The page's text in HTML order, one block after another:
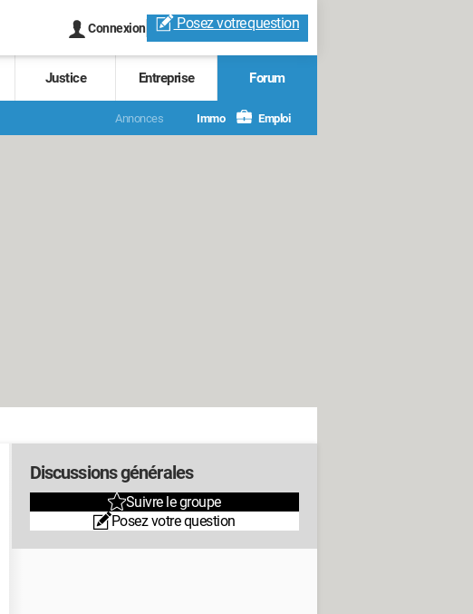
Connexion Posez votrequestion
Justice Entreprise Forum
Annonces Immo Emploi
Discussions générales
Suivre le groupe
Posez votre question